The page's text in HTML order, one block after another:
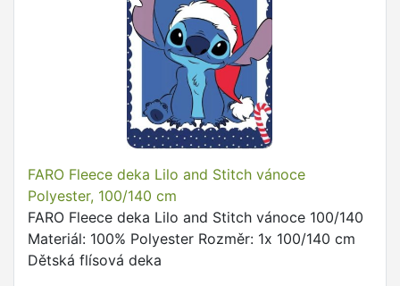
FARO Fleece deka Lilo and Stitch vánoce
Polyester, 100/140 cm
FARO Fleece deka Lilo and Stitch vánoce 100/140
Materiál: 100% Polyester Rozměr: 1x 100/140 cm
Dětská flísová deka